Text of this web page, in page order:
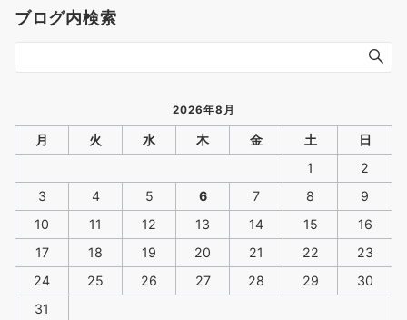
ブログ内検索
2026年8月
月 火 水 木 金 土
日
1
2
3
4 5 6 7 8
9
10
11 12 13 14 15
16
17
18 19 20 21 22
23
24
25 26 27 28 29
30
31